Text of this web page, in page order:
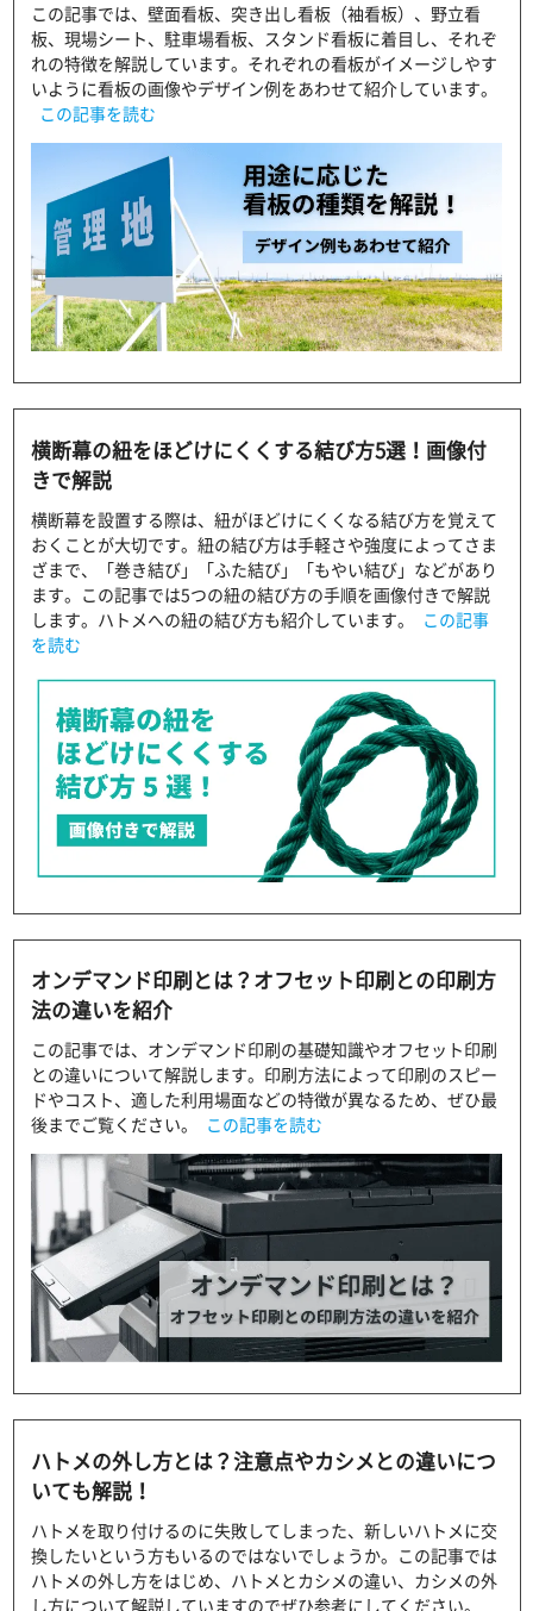
この記事では、壁面看板、突き出し看板（袖看板）、野立看
板、現場シート、駐車場看板、スタンド看板に着目し、それぞ
れの特徴を解説しています。それぞれの看板がイメージしやす
いように看板の画像やデザイン例をあわせて紹介しています。
この記事を読む
横断幕の紐をほどけにくくする結び方5選！画像付
きで解説
横断幕を設置する際は、紐がほどけにくくなる結び方を覚えて
おくことが大切です。紐の結び方は手軽さや強度によってさま
ざまで、「巻き結び」「ふた結び」「もやい結び」などがあり
ます。この記事では5つの紐の結び方の手順を画像付きで解説
します。ハトメへの紐の結び方も紹介しています。
この記事
を読む
オンデマンド印刷とは？オフセット印刷との印刷方
法の違いを紹介
この記事では、オンデマンド印刷の基礎知識やオフセット印刷
との違いについて解説します。印刷方法によって印刷のスピー
ドやコスト、適した利用場面などの特徴が異なるため、ぜひ最
後までご覧ください。
この記事を読む
ハトメの外し方とは？注意点やカシメとの違いにつ
いても解説！
ハトメを取り付けるのに失敗してしまった、新しいハトメに交
換したいという方もいるのではないでしょうか。この記事では
ハトメの外し方をはじめ、ハトメとカシメの違い、カシメの外
し方について解説していますのでぜひ参考にしてください。